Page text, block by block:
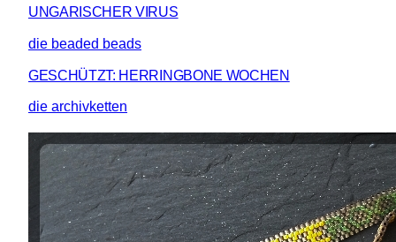
UNGARISCHER VIRUS
die beaded beads
GESCHÜTZT: HERRINGBONE WOCHEN
die archivketten